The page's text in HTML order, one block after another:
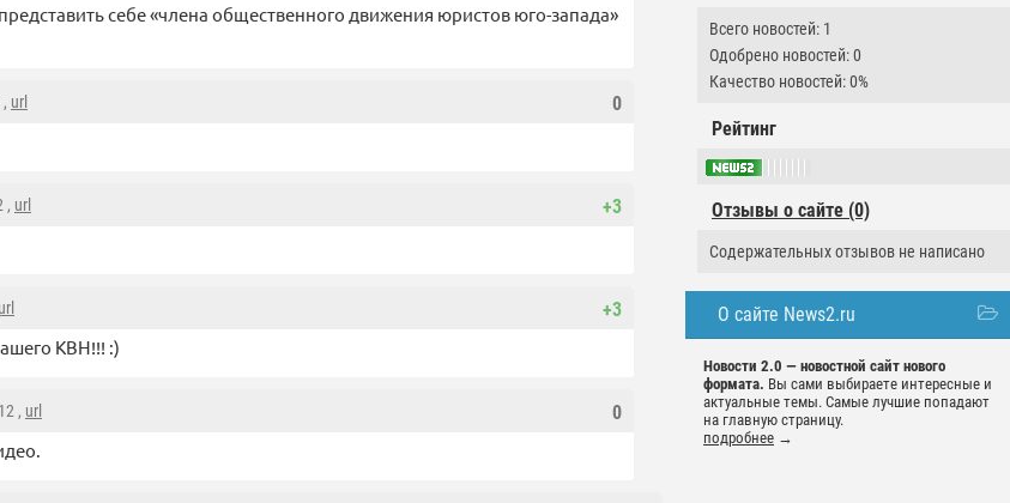
Всего новостей: 1
Одобрено новостей: 0
Качество новостей: 0%
Рейтинг
Отзывы о сайте (0)
Содержательных отзывов не написано
О сайте News2.ru
Новости 2.0 — новостной сайт нового
формата. Вы сами выбираете интересные и
актуальные темы. Самые лучшие попадают
на главную страницу.
подробнее →
себе «члена общественного движения юристов юго-запада»
0
url
+3
, url
+3
url
КВН!!! :)
0
, url